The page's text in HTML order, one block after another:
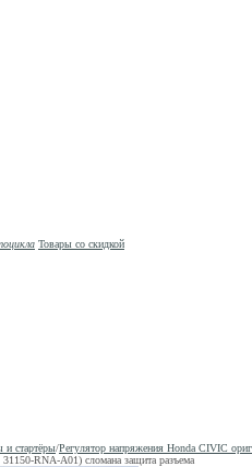
Товары со скидкой
и стартёры/Регулятор напряжения Honda CIVIC
RNA-A01) сломана защита разъема